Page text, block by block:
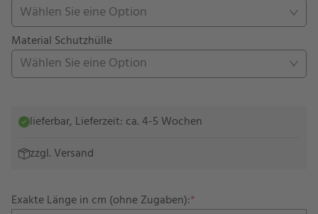
Wählen Sie eine Option
Material Schutzhülle
Wählen Sie eine Option
lieferbar, Lieferzeit: ca. 4-5 Wochen
zzgl. Versand
Exakte Länge in cm (ohne Zugaben):*